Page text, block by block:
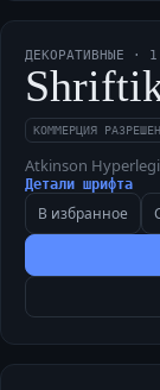
ДЕКОРАТИВНЫЕ · 1
КОММЕРЦИЯ
Atkinson
Детали шрифта
В избранное